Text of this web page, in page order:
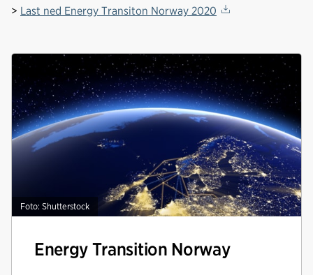
> Last ned Energy Transiton Norway 2020
Foto: Shutterstock
Energy Transition Norway